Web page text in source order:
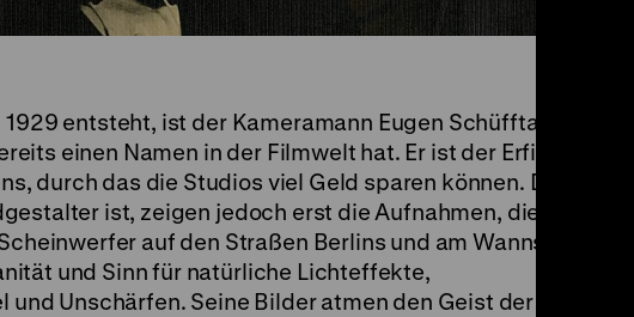
1929 entsteht, ist der Kameramann Eugen Schüfftan
einen Namen in der Filmwelt hat. Er ist der Erfinder
durch das die Studios viel Geld sparen können. Dass
ist, zeigen jedoch erst die Aufnahmen, die er
auf den Straßen Berlins und am Wannsee
und Sinn für natürliche Lichteffekte,
Unschärfen. Seine Bilder atmen den Geist der